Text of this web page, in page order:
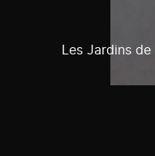
Les Jardins